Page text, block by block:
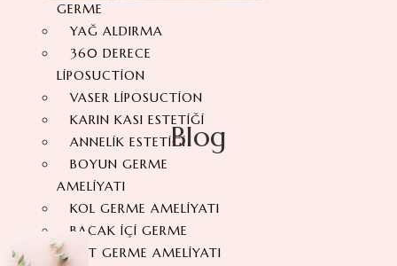
GERME
YAĞ ALDIRMA
360 DERECE
LIPOSUCTION
VASER LIPOSUCTION
KARIN KASI ESTETIĞI
ANNELIK ESTETIĞI
BOYUN GERME
AMELIYATI
KOL GERME AMELIYATI
BACAK İÇI GERME
SIRT GERME AMELIYATI
Blog